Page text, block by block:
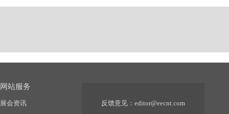
网站服务
展会资讯
反馈意见： editor@eecnt.com